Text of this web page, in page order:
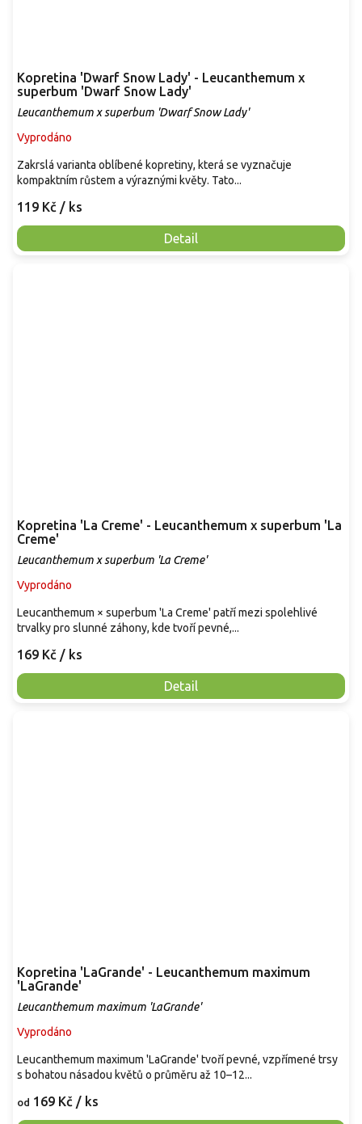
Kopretina 'Dwarf Snow Lady' - Leucanthemum x
superbum 'Dwarf Snow Lady'
Leucanthemum x superbum 'Dwarf Snow Lady'
Vyprodáno
119 Kč / ks
Detail
Zakrslá varianta oblíbené kopretiny, která se vyznačuje
kompaktním růstem a výraznými květy. Tato...
Kopretina 'La Creme' - Leucanthemum x superbum 'La
Creme'
Leucanthemum x superbum 'La Creme'
Vyprodáno
169 Kč / ks
Detail
Leucanthemum × superbum 'La Creme' patří mezi spolehlivé
trvalky pro slunné záhony, kde tvoří pevné,...
Kopretina 'LaGrande' - Leucanthemum maximum
'LaGrande'
Leucanthemum maximum 'LaGrande'
Vyprodáno
od 169 Kč / ks
Leucanthemum maximum 'LaGrande' tvoří pevné, vzpřímené trsy
s bohatou násadou květů o průměru až 10–12...